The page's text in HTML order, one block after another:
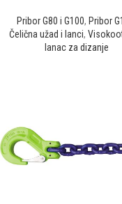
Pribor G80 i G100, Pribor
Čelična užad i lanci,
lanac za dizanje